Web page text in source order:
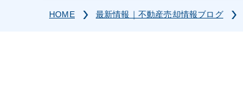
HOME 最新情報｜不動産売却情報ブログ